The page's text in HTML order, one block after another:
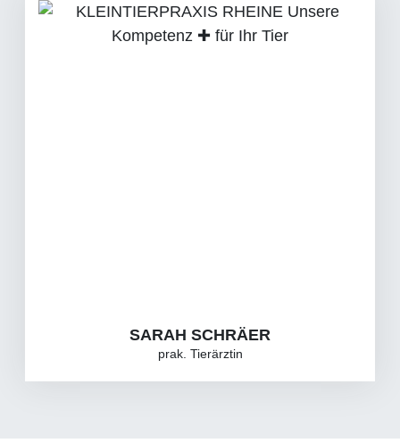
SARAH SCHRÄER
prak. Tierärztin